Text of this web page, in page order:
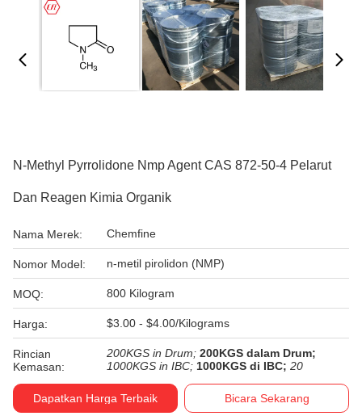
N-Methyl Pyrrolidone Nmp Agent CAS 872-50-4 Pelarut
Dan Reagen Kimia Organik
Nama Merek: Chemfine
Nomor Model: n-metil pirolidon (NMP)
MOQ: 800 Kilogram
Harga: $3.00 - $4.00/Kilograms
Rincian
Kemasan:
200KGS in Drum; 200KGS dalam Drum;
1000KGS in IBC; 1000KGS di IBC; 20
Dapatkan Harga Terbaik Bicara Sekarang